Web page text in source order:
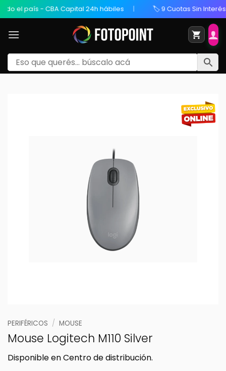
país - CBA Capital 24h hábiles 🏷️ 9 Cuotas Sin Interés /
PERIFÉRICOS / MOUSE
Mouse Logitech M110 Silver
Disponible en Centro de distribución.